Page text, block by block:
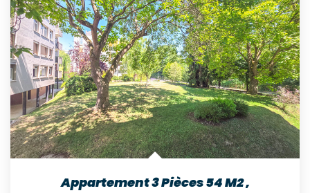
Appartement 3 Pièces 54 M2,